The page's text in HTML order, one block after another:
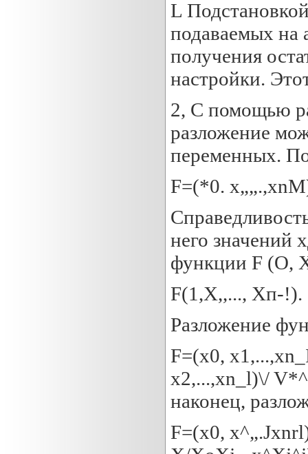
L
подаваемых на
получения
настройки.
2, С помощью
разложение
переменных.
F=(*0.
него значений
функции F (О,
F(1,X,,..., Хп-!).
Разложение
F=(x0,
x2,...,xn_l)\/
наконец,
F=(x0,